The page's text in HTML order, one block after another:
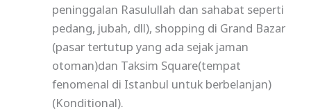
peninggalan Rasulullah dan sahabat seperti
pedang, jubah, dll), shopping di Grand Bazar
(pasar tertutup yang ada sejak jaman
otoman)dan Taksim Square(tempat
fenomenal di Istanbul untuk berbelanjan)
(Konditional).